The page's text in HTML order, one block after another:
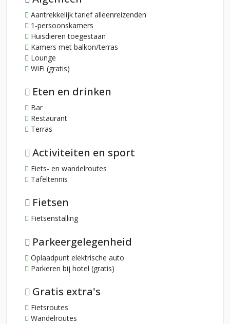
Aantrekkelijk tarief alleenreizenden
1-persoonskamers
Huisdieren toegestaan
Kamers met balkon/terras
Lounge
WiFi (gratis)
Eten en drinken
Bar
Restaurant
Terras
Activiteiten en sport
Fiets- en wandelroutes
Tafeltennis
Fietsen
Fietsenstalling
Parkeergelegenheid
Oplaadpunt elektrische auto
Parkeren bij hotel (gratis)
Gratis extra's
Fietsroutes
Wandelroutes